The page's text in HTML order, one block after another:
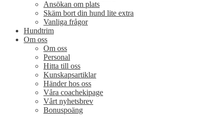
Ansökan om plats
Skäm bort din hund lite extra
Vanliga frågor
Hundtrim
Om oss
Om oss
Personal
Hitta till oss
Kunskapsartiklar
Händer hos oss
Våra coachekipage
Vårt nyhetsbrev
Bonuspoäng